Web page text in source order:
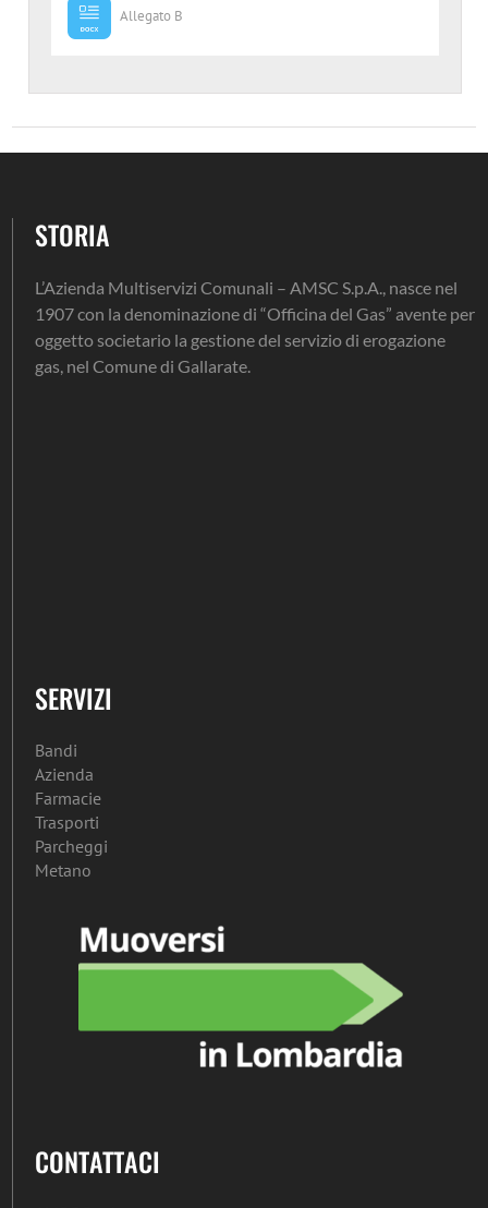
Allegato B
STORIA
L’Azienda Multiservizi Comunali – AMSC S.p.A., nasce nel
1907 con la denominazione di “Officina del Gas” avente per
oggetto societario la gestione del servizio di erogazione
gas, nel Comune di Gallarate.
SERVIZI
Bandi
Azienda
Farmacie
Trasporti
Parcheggi
Metano
CONTATTACI